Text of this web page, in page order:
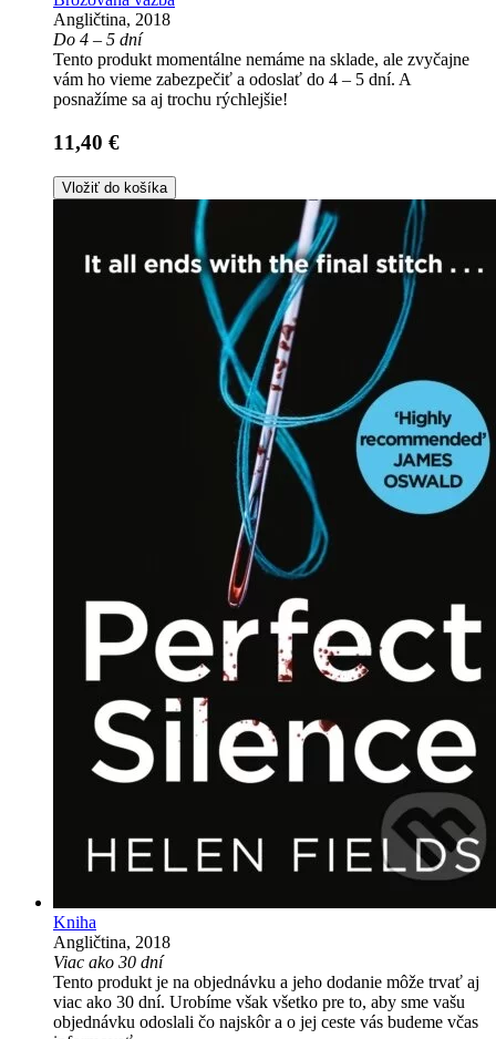
Angličtina, 2018
Do 4 – 5 dní
Tento produkt momentálne nemáme na sklade, ale zvyčajne
vám ho vieme zabezpečiť a odoslať do 4 – 5 dní. A
posnažíme sa aj trochu rýchlejšie!
11,40 €
Vložiť do košíka
Kniha
Angličtina, 2018
Viac ako 30 dní
Tento produkt je na objednávku a jeho dodanie môže trvať aj
viac ako 30 dní. Urobíme však všetko pre to, aby sme vašu
objednávku odoslali čo najskôr a o jej ceste vás budeme včas